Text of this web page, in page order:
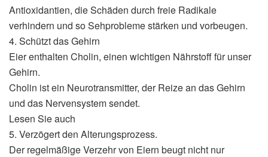
Antioxidantien, die Schäden durch freie Radikale
verhindern und so Sehprobleme stärken und vorbeugen.
4. Schützt das Gehirn
Eier enthalten Cholin, einen wichtigen Nährstoff für unser
Gehirn.
Cholin ist ein Neurotransmitter, der Reize an das Gehirn
und das Nervensystem sendet.
Lesen Sie auch
5. Verzögert den Alterungsprozess.
Der regelmäßige Verzehr von Eiern beugt nicht nur